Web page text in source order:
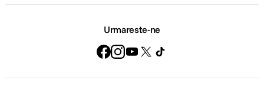
Urmareste-ne